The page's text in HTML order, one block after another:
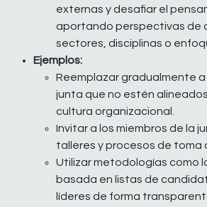
externas y desafiar el
aportando perspectivas de
sectores, disciplinas o
Ejemplos:
Reemplazar gradualmente a
junta que no estén
cultura organizacional.
Invitar a los miembros de la
talleres y procesos de toma
Utilizar metodologías como
basada en listas de
líderes de forma